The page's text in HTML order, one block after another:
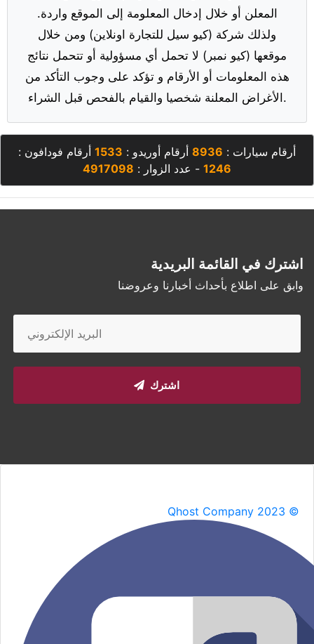
المعلن أو خلال إدخال المعلومة إلى الموقع واردة.
ولذلك شركة (كيو سيل للتجارة اونلاين) ومن خلال
موقعها (كيو نمبر) لا تحمل أي مسؤولية أو تتحمل نتائج
هذه المعلومات أو الأرقام و تؤكد على وجوب التأكد من
الأغراض المعلنة شخصيا والقيام بالفحص قبل الشراء.
أرقام سيارات : 8936 أرقام أوريدو : 1533 أرقام فودافون :
1246 - عدد الزوار : 4917098
اشترك في القائمة البريدية
وابق على اطلاع بأحداث أخبارنا وعروضنا
اشترك
Qhost Company 2023 ©